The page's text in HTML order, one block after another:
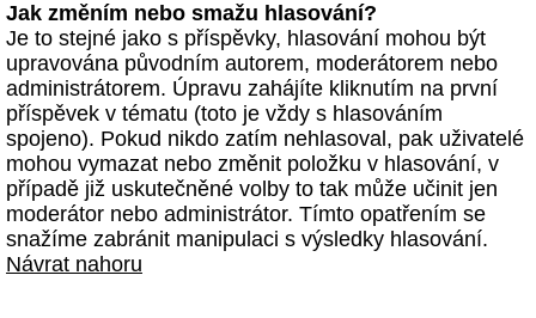
Jak změním nebo smažu hlasování?
Je to stejné jako s příspěvky, hlasování mohou být
upravována původním autorem, moderátorem nebo
administrátorem. Úpravu zahájíte kliknutím na první
příspěvek v tématu (toto je vždy s hlasováním
spojeno). Pokud nikdo zatím nehlasoval, pak uživatelé
mohou vymazat nebo změnit položku v hlasování, v
případě již uskutečněné volby to tak může učinit jen
moderátor nebo administrátor. Tímto opatřením se
snažíme zabránit manipulaci s výsledky hlasování.
Návrat nahoru